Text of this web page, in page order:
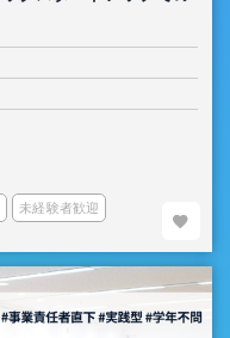
未経験者歓迎